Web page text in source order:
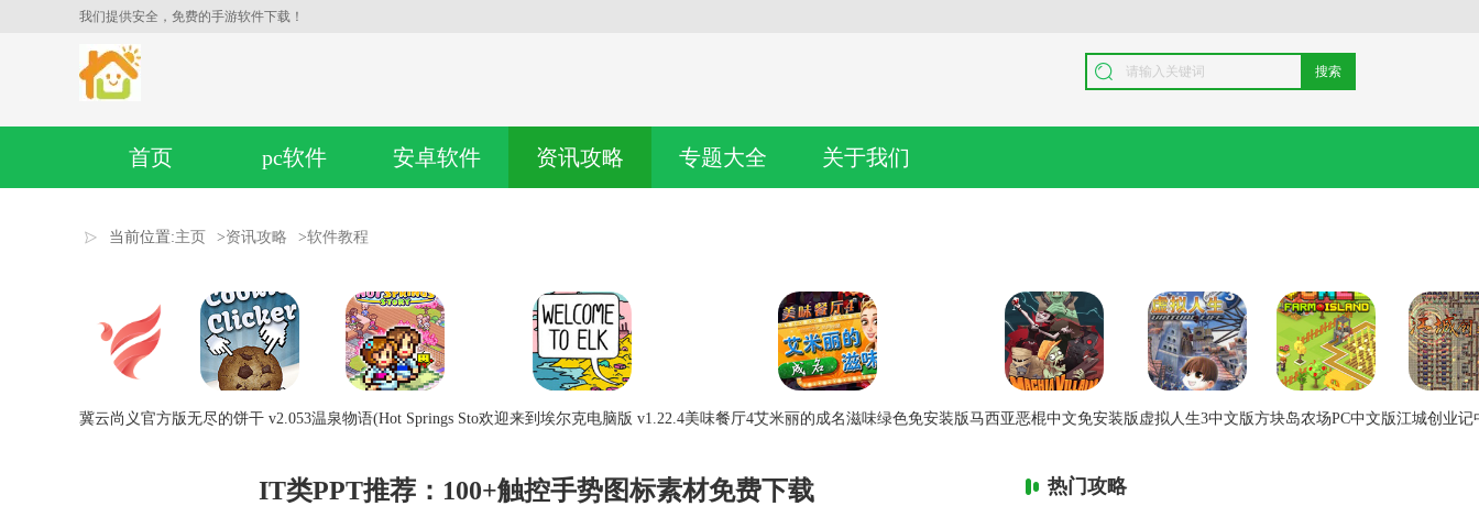
我们提供安全，免费的手游软件下载！
搜索
首页 pc软件 安卓软件 资讯攻略 专题大全 关于我们
当前位置:主页 >资讯攻略 >软件教程
冀云尚义官方版无尽的饼干 v2.053温泉物语(Hot Springs Sto欢迎来到埃尔克电脑版 v1.22.4美味餐厅4艾米丽的成名滋味绿色免安装版马西亚恶棍中文免安装版 虚拟人生3中文版方块岛农场PC中文版江城创业记
IT类PPT推荐：100+触控手势图标素材免费下载 热门攻略